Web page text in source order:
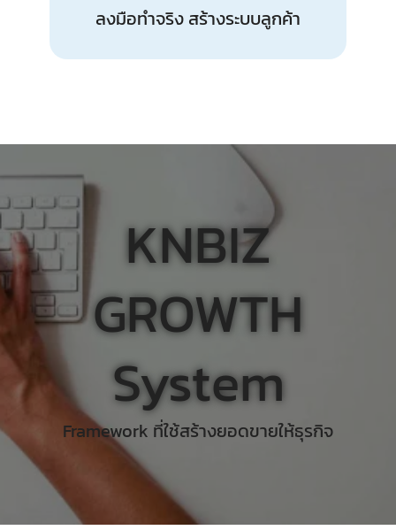
ลงมือทำจริง สร้างระบบลูกค้า
KNBIZ
GROWTH
System
Framework ที่ใช้สร้างยอดขายให้ธุรกิจ